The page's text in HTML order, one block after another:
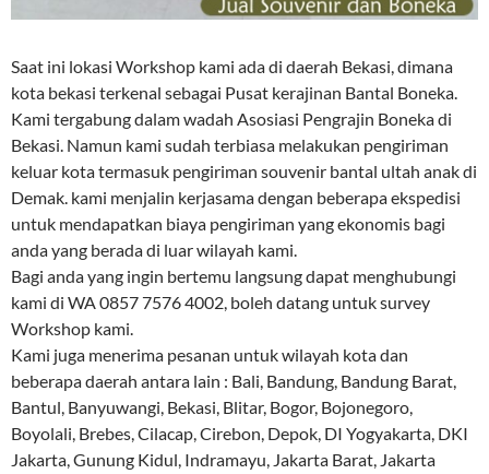
Saat ini lokasi Workshop kami ada di daerah Bekasi, dimana
kota bekasi terkenal sebagai Pusat kerajinan Bantal Boneka.
Kami tergabung dalam wadah Asosiasi Pengrajin Boneka di
Bekasi. Namun kami sudah terbiasa melakukan pengiriman
keluar kota termasuk pengiriman souvenir bantal ultah anak di
Demak. kami menjalin kerjasama dengan beberapa ekspedisi
untuk mendapatkan biaya pengiriman yang ekonomis bagi
anda yang berada di luar wilayah kami.
Bagi anda yang ingin bertemu langsung dapat menghubungi
kami di WA 0857 7576 4002, boleh datang untuk survey
Workshop kami.
Kami juga menerima pesanan untuk wilayah kota dan
beberapa daerah antara lain : Bali, Bandung, Bandung Barat,
Bantul, Banyuwangi, Bekasi, Blitar, Bogor, Bojonegoro,
Boyolali, Brebes, Cilacap, Cirebon, Depok, DI Yogyakarta, DKI
Jakarta, Gunung Kidul, Indramayu, Jakarta Barat, Jakarta